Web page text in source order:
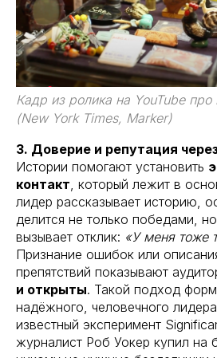
Кадр из ролика на YouTube про
(New York Times, Marker)
3. Доверие и репутация
Истории помогают установить
контакт , который лежит в
лидер рассказывает историю,
делится не только победами,
вызывает отклик: «У меня тоже
Признание ошибок или
препятствий показывают
и открыты. Такой подход
надёжного, человечного
известный эксперимент
журналист Роб Уокер купил на